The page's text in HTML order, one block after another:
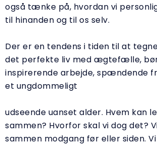
også tænke på, hvordan vi
til hinanden og til os selv.
Der er en tendens i tiden til at
det perfekte liv med ægtefælle,
inspirerende arbejde, spændende
et ungdommeligt
udseende uanset alder. Hvem kan
sammen? Hvorfor skal vi dog det?
sammen modgang før eller siden.